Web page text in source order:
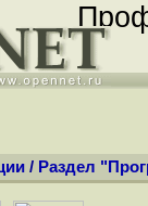
/ Раздел